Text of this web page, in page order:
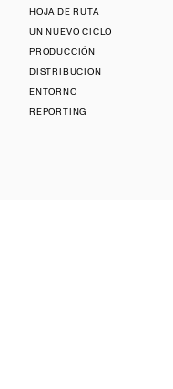
HOJA DE RUTA
UN NUEVO CICLO
PRODUCCIÓN
DISTRIBUCIÓN
ENTORNO
REPORTING